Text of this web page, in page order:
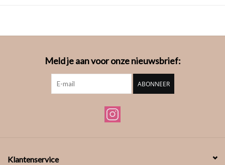
Meld je aan voor onze nieuwsbrief:
ABONNEER
Klantenservice